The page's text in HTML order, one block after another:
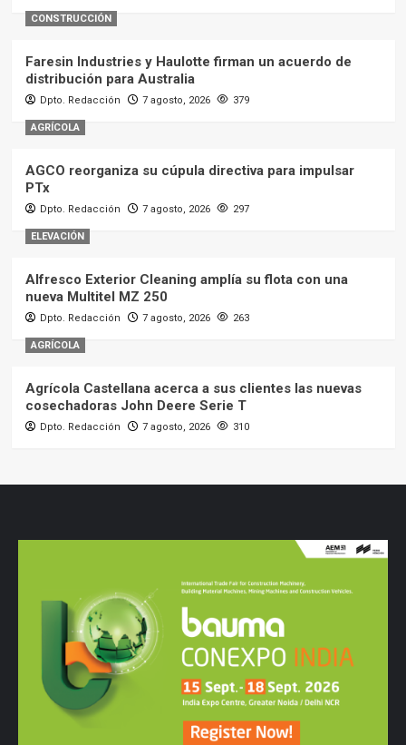
CONSTRUCCIÓN
Faresin Industries y Haulotte firman un acuerdo de
distribución para Australia
Dpto. Redacción 7 agosto, 2026 379
AGRÍCOLA
AGCO reorganiza su cúpula directiva para impulsar
PTx
Dpto. Redacción 7 agosto, 2026 297
ELEVACIÓN
Alfresco Exterior Cleaning amplía su flota con una
nueva Multitel MZ 250
Dpto. Redacción 7 agosto, 2026 263
AGRÍCOLA
Agrícola Castellana acerca a sus clientes las nuevas
cosechadoras John Deere Serie T
Dpto. Redacción 7 agosto, 2026 310